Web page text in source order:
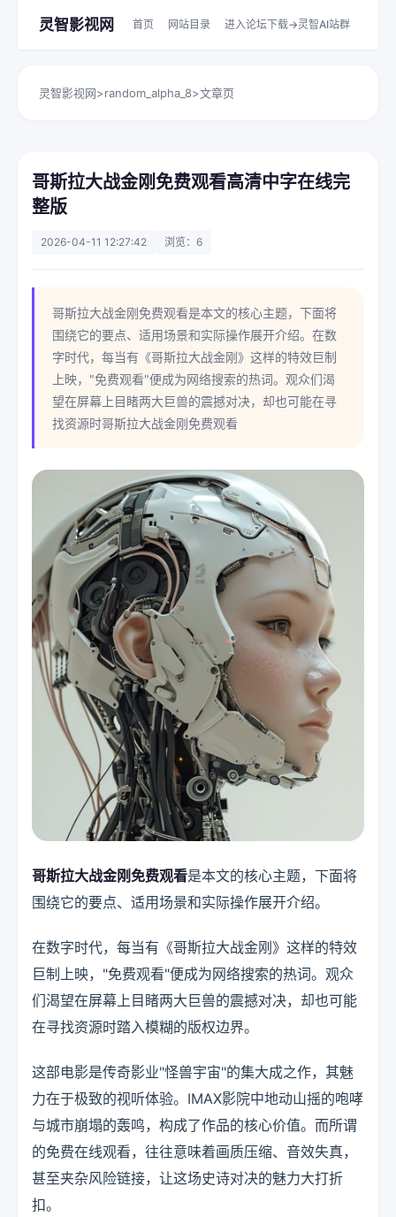
灵智影视网 首页 网站目录 进入论坛下载->灵智AI站群
灵智影视网>random_alpha_8>文章页
哥斯拉大战金刚免费观看高清中字在线完
整版
2026-04-11 12:27:42 浏览：6
哥斯拉大战金刚免费观看是本文的核心主题，下面将
围绕它的要点、适用场景和实际操作展开介绍。在数
字时代，每当有《哥斯拉大战金刚》这样的特效巨制
上映，"免费观看"便成为网络搜索的热词。观众们渴
望在屏幕上目睹两大巨兽的震撼对决，却也可能在寻
找资源时哥斯拉大战金刚免费观看
哥斯拉大战金刚免费观看是本文的核心主题，下面将
围绕它的要点、适用场景和实际操作展开介绍。
在数字时代，每当有《哥斯拉大战金刚》这样的特效
巨制上映，"免费观看"便成为网络搜索的热词。观众
们渴望在屏幕上目睹两大巨兽的震撼对决，却也可能
在寻找资源时踏入模糊的版权边界。
这部电影是传奇影业"怪兽宇宙"的集大成之作，其魅
力在于极致的视听体验。IMAX影院中地动山摇的咆哮
与城市崩塌的轰鸣，构成了作品的核心价值。而所谓
的免费在线观看，往往意味着画质压缩、音效失真，
甚至夹杂风险链接，让这场史诗对决的魅力大打折
扣。